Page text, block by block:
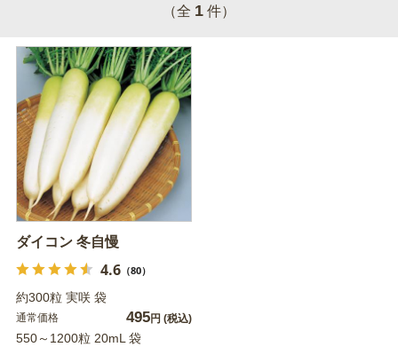
（全 1 件）
ダイコン 冬自慢
4.6（80）
約300粒 実咲 袋
通常価格 495円 (税込)
550～1200粒 20mL 袋